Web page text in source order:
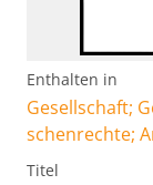
Enthalten in
Gesellschaft;
schenrechte;
Titel